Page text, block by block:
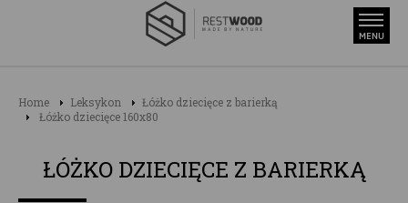
Home Leksykon
Łóżko dziecięce z barierką
Łóżko dziecięce 160x80
ŁÓŻKO DZIECIĘCE Z BARIERKĄ